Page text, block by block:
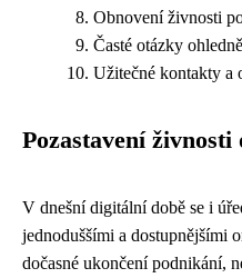
Obnovení živnosti
Časté otázky
Užitečné kontakty a
Pozastavení
V dnešní digitální době se i
jednoduššími a dostupnějšími
dočasné ukončení podnikání,